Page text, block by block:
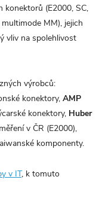
(E2000, SC,
MM), jejich
vliv na spolehlivost
výrobců:
konektory, AMP
konektory, Huber
v ČR (E2000),
komponenty.
v IT, k tomuto